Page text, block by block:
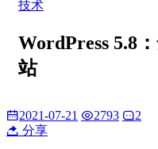
技术
WordPress 5.8
站
2021-07-21 2793
2
分享